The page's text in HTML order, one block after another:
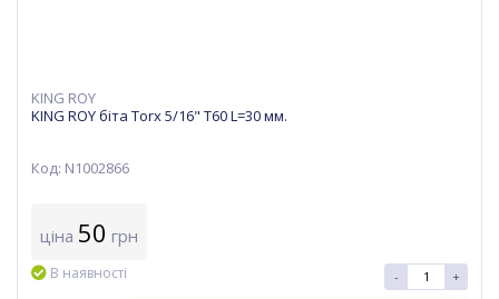
KING ROY
KING ROY біта Torx 5/16" T60 L=30 мм.
Код: N1002866
ціна 50 грн
В наявності - +